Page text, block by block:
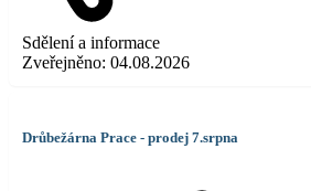
Sdělení a informace
Zveřejněno: 04.08.2026
Drůbežárna Prace - prodej 7.srpna